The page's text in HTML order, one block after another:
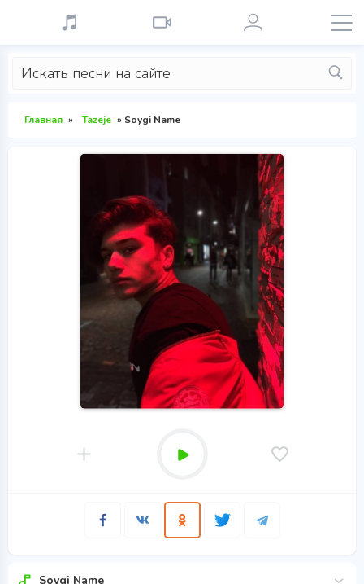
Главная » Tazeje » Soygi Name
Soygi Name